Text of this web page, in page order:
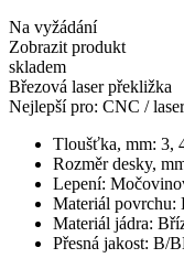
Na vyžádání
Zobrazit produkt
skladem
Březová laser překližka
Nejlepší pro: CNC /
Tloušťka, mm: 3,
Rozměr desky,
Lepení:
Materiál povrchu:
Materiál jádra:
Přesná jakost: B/